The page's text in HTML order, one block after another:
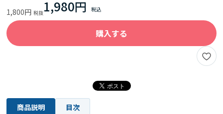
1,800円 1,980円
購入する
商品説明 目次